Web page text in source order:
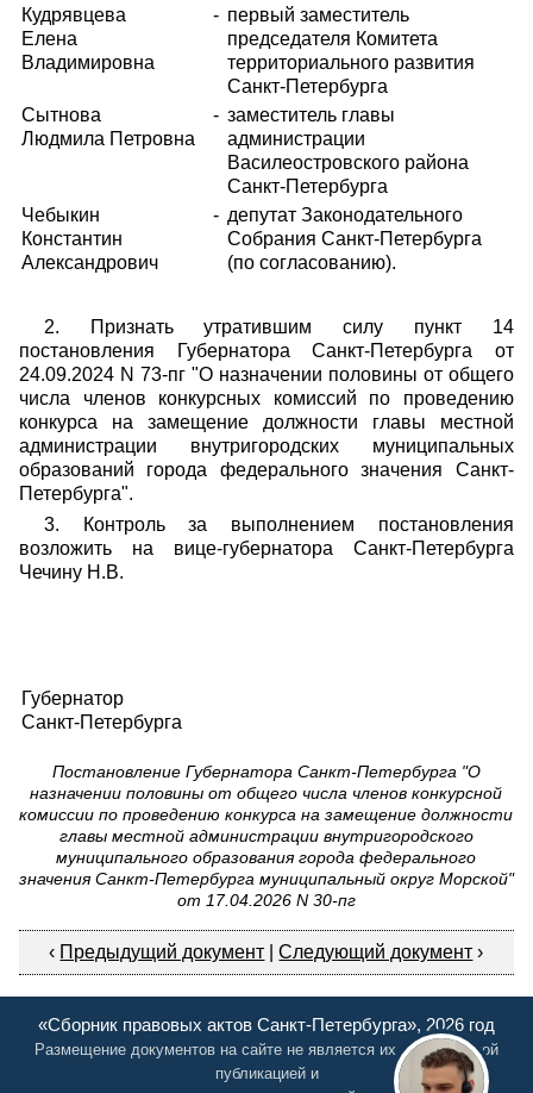
Кудрявцева
Елена
Владимировна
- первый заместитель
председателя Комитета
территориального развития
Санкт-Петербурга
Сытнова
Людмила Петровна
- заместитель главы
администрации
Василеостровского района
Санкт-Петербурга
Чебыкин
Константин
Александрович
- депутат Законодательного
Собрания Санкт-Петербурга
(по согласованию).
2. Признать утратившим силу пункт 14
постановления Губернатора Санкт-Петербурга от
24.09.2024 N 73-пг "О назначении половины от общего
числа членов конкурсных комиссий по проведению
конкурса на замещение должности главы местной
администрации внутригородских муниципальных
образований города федерального значения Санкт-
Петербурга".
3. Контроль за выполнением постановления
возложить на вице-губернатора Санкт-Петербурга
Чечину Н.В.
Губернатор
Санкт-Петербурга
Постановление Губернатора Санкт-Петербурга "О
назначении половины от общего числа членов конкурсной
комиссии по проведению конкурса на замещение должности
главы местной администрации внутригородского
муниципального образования города федерального
значения Санкт-Петербурга муниципальный округ Морской"
от 17.04.2026 N 30-пг
‹ Предыдущий документ |Следующий документ ›
«Сборник правовых актов Санкт-Петербурга», 2026 год
Размещение документов на сайте не является их официальной
публикацией и